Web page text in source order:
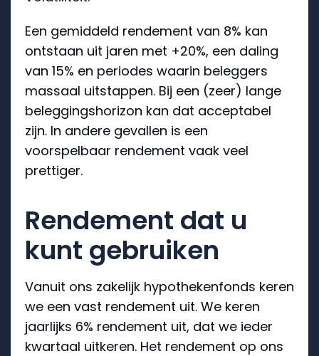
Een gemiddeld rendement van 8% kan
ontstaan uit jaren met +20%, een daling
van 15% en periodes waarin beleggers
massaal uitstappen. Bij een (zeer) lange
beleggingshorizon kan dat acceptabel
zijn. In andere gevallen is een
voorspelbaar rendement vaak veel
prettiger.
Rendement dat u
kunt gebruiken
Vanuit ons zakelijk hypothekenfonds keren
we een vast rendement uit. We keren
jaarlijks 6% rendement uit, dat we ieder
kwartaal uitkeren. Het rendement op ons